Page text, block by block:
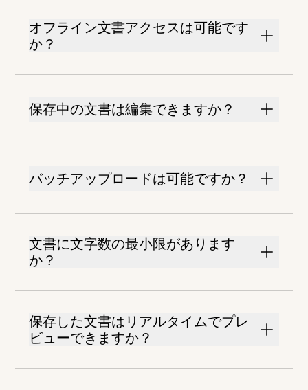
オフライン文書アクセスは可能です
か？
保存中の文書は編集できますか？
バッチアップロードは可能ですか？
文書に文字数の最小限があります
か？
保存した文書はリアルタイムでプレ
ビューできますか？